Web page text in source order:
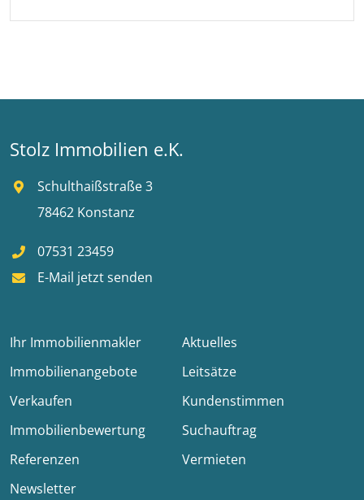
Stolz Immobilien e.K.
Schulthaißstraße 3
78462 Konstanz
07531 23459
E-Mail jetzt senden
Ihr Immobilienmakler
Aktuelles
Immobilienangebote
Leitsätze
Verkaufen
Kundenstimmen
Immobilienbewertung
Suchauftrag
Referenzen
Vermieten
Newsletter